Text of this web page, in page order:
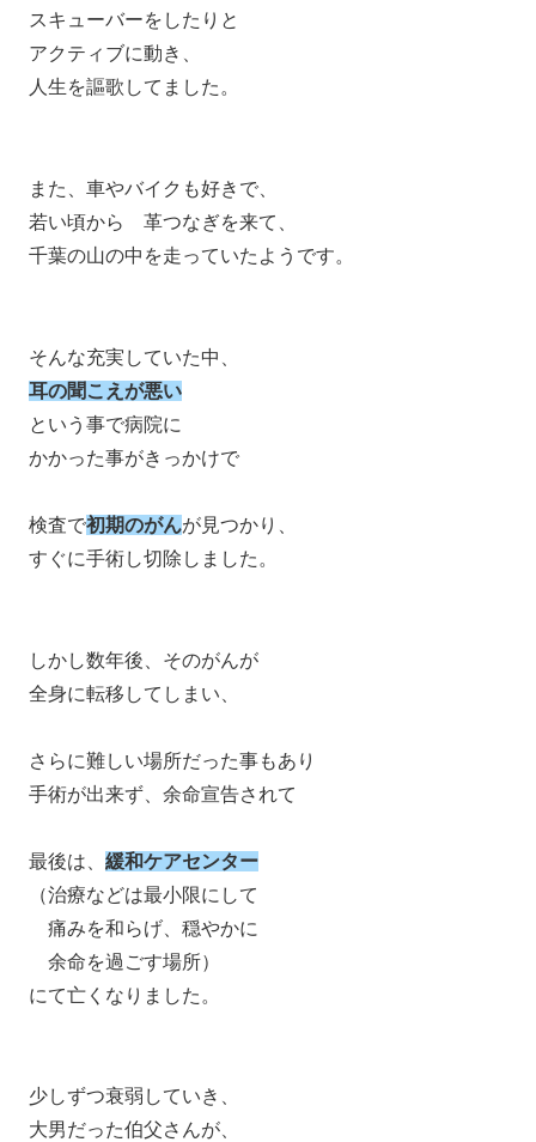
スキューバーをしたりと
アクティブに動き、
人生を謳歌してました。
また、車やバイクも好きで、
若い頃から 革つなぎを来て、
千葉の山の中を走っていたようです。
そんな充実していた中、
耳の聞こえが悪い
という事で病院に
かかった事がきっかけで
検査で初期のがんが見つかり、
すぐに手術し切除しました。
しかし数年後、そのがんが
全身に転移してしまい、
さらに難しい場所だった事もあり
手術が出来ず、余命宣告されて
最後は、 緩和ケアセンター
（治療などは最小限にして
痛みを和らげ、穏やかに
余命を過ごす場所）
にて亡くなりました。
少しずつ衰弱していき、
大男だった伯父さんが、